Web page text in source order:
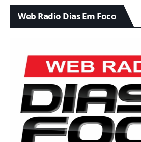
Web Radio Dias Em Foco